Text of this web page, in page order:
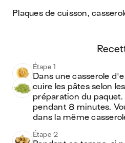
plaques de cuisson,
Étape 1
Dans une casserole
cuire les pâtes selon
préparation du
pendant 8 minutes.
dans la même
Étape 2